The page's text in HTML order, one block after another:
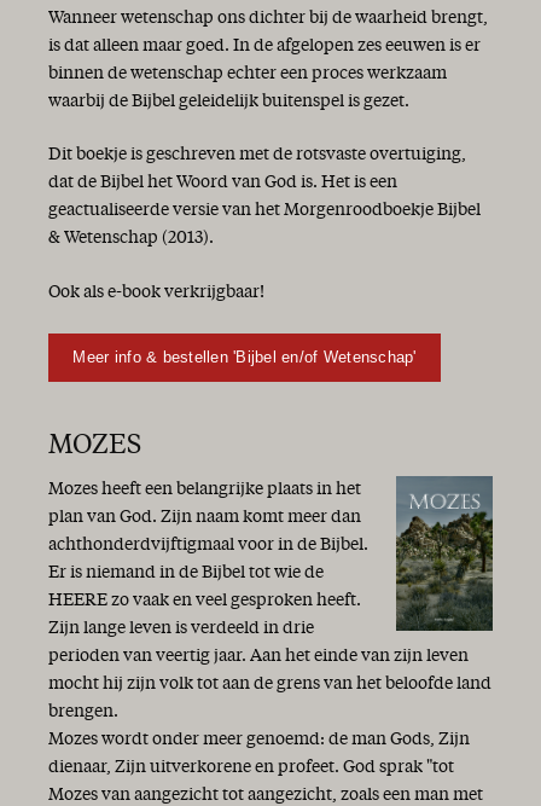
Wanneer wetenschap ons dichter bij de waarheid brengt,
is dat alleen maar goed. In de afgelopen zes eeuwen is er
binnen de wetenschap echter een proces werkzaam
waarbij de Bijbel geleidelijk buitenspel is gezet.
Dit boekje is geschreven met de rotsvaste overtuiging,
dat de Bijbel het Woord van God is. Het is een
geactualiseerde versie van het Morgenroodboekje Bijbel
& Wetenschap (2013).
Ook als e-book verkrijgbaar!
Meer info & bestellen 'Bijbel en/of Wetenschap'
MOZES
Mozes heeft een belangrijke plaats in het
plan van God. Zijn naam komt meer dan
achthonderdvijftigmaal voor in de Bijbel.
Er is niemand in de Bijbel tot wie de
HEERE zo vaak en veel gesproken heeft.
Zijn lange leven is verdeeld in drie
perioden van veertig jaar. Aan het einde van zijn leven
mocht hij zijn volk tot aan de grens van het beloofde land
brengen.
Mozes wordt onder meer genoemd: de man Gods, Zijn
dienaar, Zijn uitverkorene en profeet. God sprak "tot
Mozes van aangezicht tot aangezicht, zoals een man met